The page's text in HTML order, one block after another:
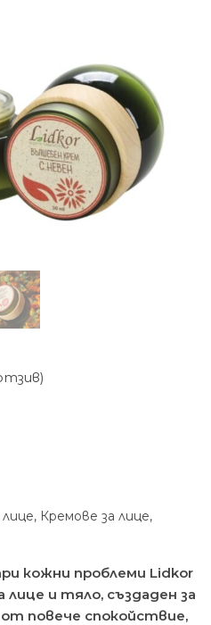
, Кремове за лице,
кожни проблеми Lidkor
лице и тяло, създаден за
повече спокойствие,